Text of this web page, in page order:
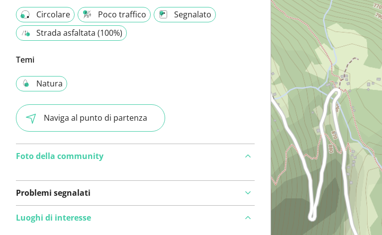
Circolare Poco traffico
Segnalato
Strada asfaltata (100%)
Temi
Natura
Naviga al punto di partenza
Foto della community
Problemi segnalati
Luoghi di interesse